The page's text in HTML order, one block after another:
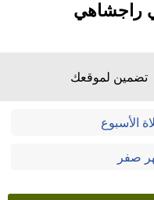
راجشاهي
تضمين لموقعك
الأسبوع
صفر